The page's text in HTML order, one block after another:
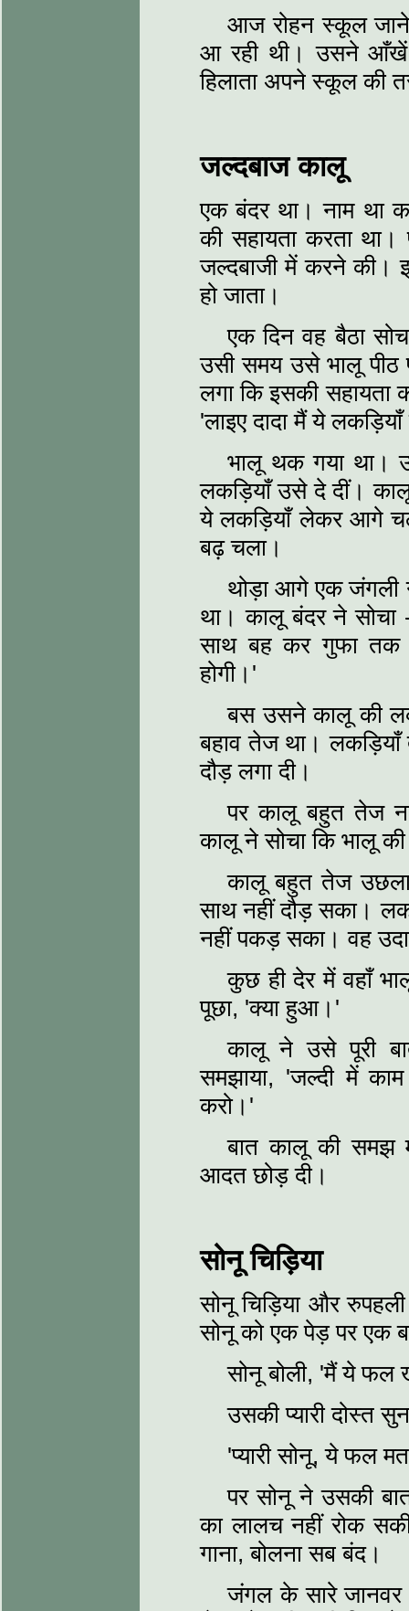
आज रोहन स्कूल
आ रही थी। उसने आँखें
हिलाता अपने स्कूल की
जल्दबाज कालू
एक बंदर था। नाम था
की सहायता करता
जल्दबाजी में करने
हो जाता।
एक दिन वह बैठा
उसी समय उसे भालू
लगा कि इसकी सहायता
'लाइए दादा मैं ये
भालू थक गया था।
लकड़ियाँ उसे दे दीं।
ये लकड़ियाँ लेकर आगे
बढ़ चला।
थोड़ा आगे एक जंगली
था। कालू बंदर ने सोचा
साथ बह कर गुफा तक
होगी।'
बस उसने कालू की
बहाव तेज था।
दौड़ लगा दी।
पर कालू बहुत तेज
कालू ने सोचा कि भालू
कालू बहुत तेज
साथ नहीं दौड़ सका।
नहीं पकड़ सका। वह
कुछ ही देर में वहाँ
पूछा, 'क्या हुआ।'
कालू ने उसे पूरी
समझाया, 'जल्दी में
करो।'
बात कालू की समझ
आदत छोड़ दी।
सोनू चिड़िया
सोनू चिड़िया और
सोनू को एक पेड़ पर एक
सोनू बोली, 'मैं ये फल
उसकी प्यारी दोस्त
'प्यारी सोनू, ये फल
पर सोनू ने उसकी
का लालच नहीं रोक
गाना, बोलना सब बंद।
जंगल के सारे जानवर